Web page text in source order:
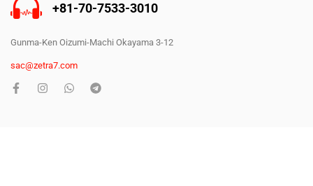
+81-70-7533-3010
Gunma-Ken Oizumi-Machi Okayama 3-12
sac@zetra7.com